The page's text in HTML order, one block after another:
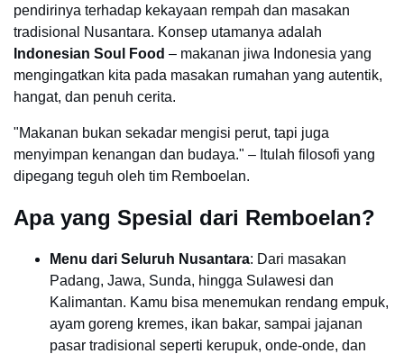
pendirinya terhadap kekayaan rempah dan masakan
tradisional Nusantara. Konsep utamanya adalah
Indonesian Soul Food – makanan jiwa Indonesia yang
mengingatkan kita pada masakan rumahan yang autentik,
hangat, dan penuh cerita.
"Makanan bukan sekadar mengisi perut, tapi juga
menyimpan kenangan dan budaya." – Itulah filosofi yang
dipegang teguh oleh tim Remboelan.
Apa yang Spesial dari Remboelan?
Menu dari Seluruh Nusantara: Dari masakan
Padang, Jawa, Sunda, hingga Sulawesi dan
Kalimantan. Kamu bisa menemukan rendang empuk,
ayam goreng kremes, ikan bakar, sampai jajanan
pasar tradisional seperti kerupuk, onde-onde, dan